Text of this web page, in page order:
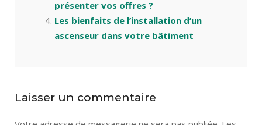
présenter vos offres ?
Les bienfaits de l’installation d’un
ascenseur dans votre bâtiment
Laisser un commentaire